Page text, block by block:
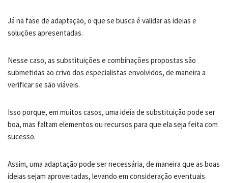
Já na fase de adaptação, o que se busca é validar as ideias e
soluções apresentadas.
Nesse caso, as substituições e combinações propostas são
submetidas ao crivo dos especialistas envolvidos, de maneira a
verificar se são viáveis.
Isso porque, em muitos casos, uma ideia de substituição pode ser
boa, mas faltam elementos ou recursos para que ela seja feita com
sucesso.
Assim, uma adaptação pode ser necessária, de maneira que as boas
ideias sejam aproveitadas, levando em consideração eventuais